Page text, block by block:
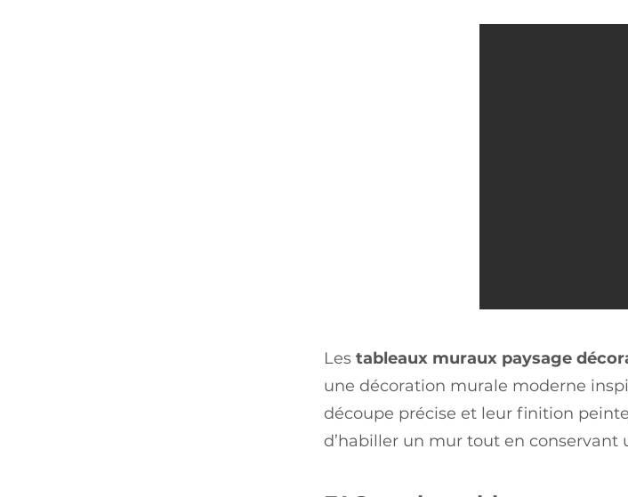
Les tableaux muraux paysage
une décoration murale moderne
découpe précise et leur finition
d’habiller un mur tout en